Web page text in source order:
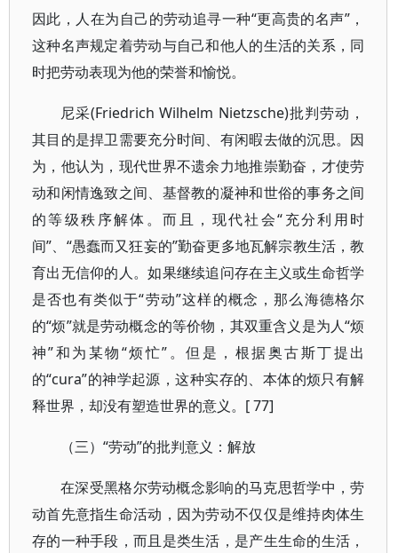
因此，人在为自己的劳动追寻一种“更高贵的名声”，
这种名声规定着劳动与自己和他人的生活的关系，同
时把劳动表现为他的荣誉和愉悦。
尼采(Friedrich Wilhelm Nietzsche)批判劳动，
其目的是捍卫需要充分时间、有闲暇去做的沉思。因
为，他认为，现代世界不遗余力地推崇勤奋，才使劳
动和闲情逸致之间、基督教的凝神和世俗的事务之间
的等级秩序解体。而且，现代社会“充分利用时
间”、“愚蠢而又狂妄的”勤奋更多地瓦解宗教生活，教
育出无信仰的人。如果继续追问存在主义或生命哲学
是否也有类似于“劳动”这样的概念，那么海德格尔
的“烦”就是劳动概念的等价物，其双重含义是为人“烦
神”和为某物“烦忙”。但是，根据奥古斯丁提出
的“cura”的神学起源，这种实存的、本体的烦只有解
释世界，却没有塑造世界的意义。[ 77]
（三）“劳动”的批判意义：解放
在深受黑格尔劳动概念影响的马克思哲学中，劳
动首先意指生命活动，因为劳动不仅仅是维持肉体生
存的一种手段，而且是类生活，是产生生命的生活，